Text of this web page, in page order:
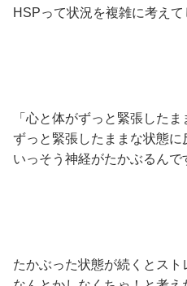
HSPって状況を複雑に考えて
「心と体がずっと緊張したま
ずっと緊張したままな状態に
いっそう神経がたかぶるんで
たかぶった状態が続くとスト